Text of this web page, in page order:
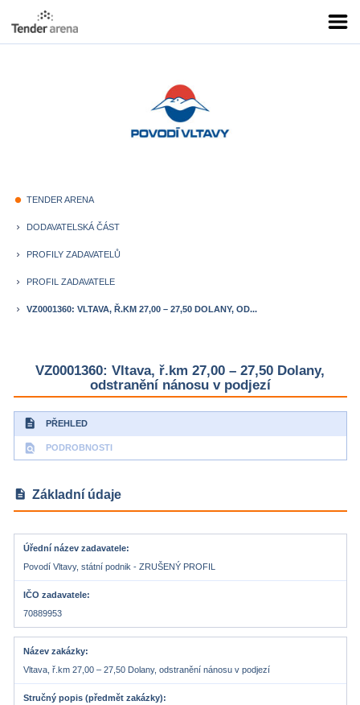
fiber_manual_record TENDER ARENA
keyboard_arrow_right DODAVATELSKÁ ČÁST
keyboard_arrow_right PROFILY ZADAVATELŮ
keyboard_arrow_right PROFIL ZADAVATELE
keyboard_arrow_right VZ0001360: VLTAVA, Ř.KM 27,00 – 27,50 DOLANY, OD...
VZ0001360: Vltava, ř.km 27,00 – 27,50 Dolany,
odstranění nánosu v podjezí
description PŘEHLED
find_in_page PODROBNOSTI
description Základní údaje
Úřední název zadavatele
Povodí Vltavy, státní podnik - ZRUŠENÝ PROFIL
IČO zadavatele
70889953
Název zakázky
Vltava, ř.km 27,00 – 27,50 Dolany, odstranění nánosu v podjezí
Stručný popis (předmět zakázky)